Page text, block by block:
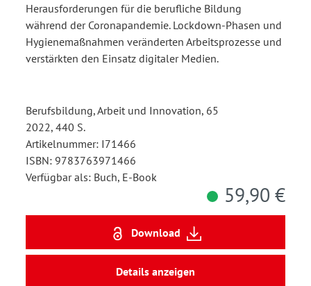
Herausforderungen für die berufliche Bildung
während der Coronapandemie. Lockdown-Phasen und
Hygienemaßnahmen veränderten Arbeitsprozesse und
verstärkten den Einsatz digitaler Medien.
Berufsbildung, Arbeit und Innovation, 65
2022, 440 S.
Artikelnummer: I71466
ISBN: 9783763971466
Verfügbar als: Buch, E-Book
59,90 €
Download
Details anzeigen